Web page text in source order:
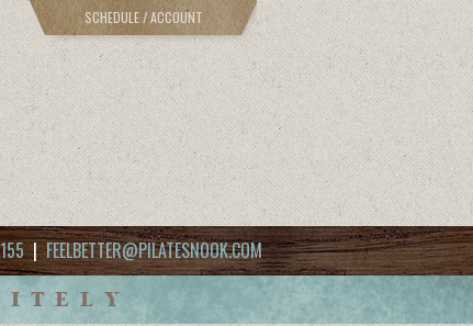
SCHEDULE / ACCOUNT
| FEELBETTER@PILATESNOOK.COM